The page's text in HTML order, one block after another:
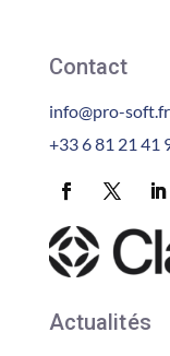
Contact
info@pro-soft.fr
+33 6 81 21 41
Actualités